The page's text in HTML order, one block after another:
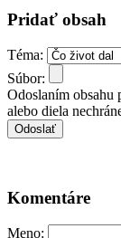
Pridať obsah
Téma:
Súbor:
Odoslaním obsahu
alebo diela
Komentáre
Meno: